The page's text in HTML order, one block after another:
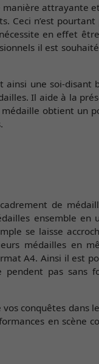
attrayante
Ceci n’est
en effet
il est
ainsi une soi-
Il aide à la
obtient un
de
ensemble
se laisse
médailles en
A4. Ainsi il est
pas sans
conquêtes dans
en scène